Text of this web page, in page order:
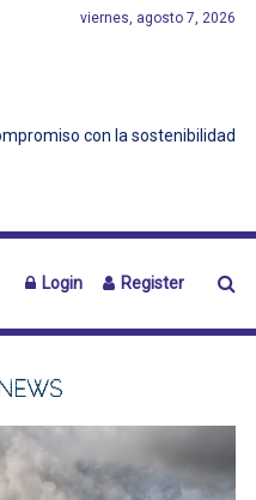
viernes, agosto 7, 2026
Login Register